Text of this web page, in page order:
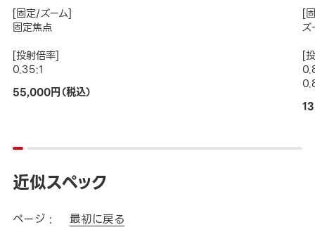
[固定/ズーム]
固定焦点
[投射倍率]
0.35:1
55,000円（税込）
[
ズ
[
近似スペック
ページ : 最初に戻る